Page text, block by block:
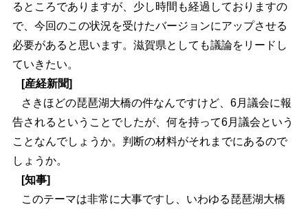
るところでありますが、少し時間も経過しておりますの
で、今回のこの状況を受けたバージョンにアップさせる
必要があると思います。滋賀県としても議論をリードし
ていきたい。
[産経新聞]
さきほどの琵琶湖大橋の件なんですけど、6月議会に報
告されるということでしたが、何を持って6月議会という
ことなんでしょうか。判断の材料がそれまでにあるので
しょうか。
[知事]
このテーマは非常に大事ですし、いわゆる琵琶湖大橋